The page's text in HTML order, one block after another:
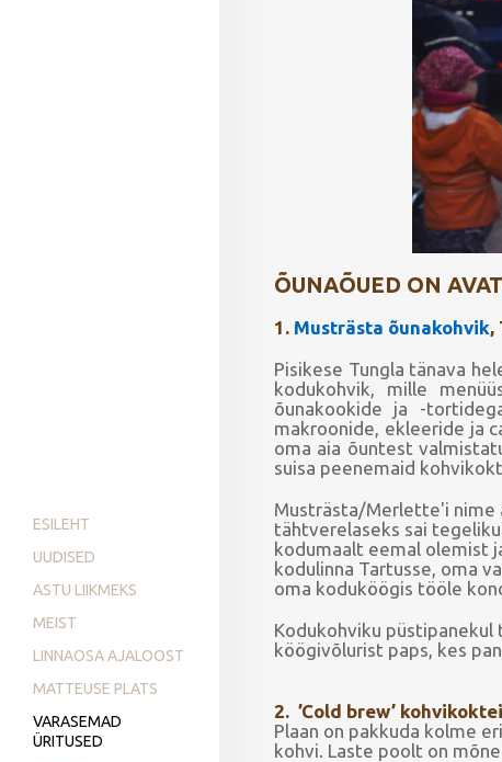
ESILEHT
UUDISED
ASTU LIIKMEKS
MEIST
LINNAOSA AJALOOST
MATTEUSE PLATS
VARASEMAD
ÜRITUSED
ÕUNAÕUED ON
1. Musträsta õunakohvik,
Pisikese Tungla tänava
kodukohvik, mille
õunakookide ja -
makroonide, ekleeride ja
oma aia õuntest
suisa peenemaid
Musträsta/Merlette'i nime
tähtverelaseks sai
kodumaalt eemal olemist
kodulinna Tartusse, oma
oma koduköögis tööle
Kodukohviku
köögivõlurist paps, kes
2. ’Cold brew’
Plaan on pakkuda kolme
kohvi. Laste poolt on